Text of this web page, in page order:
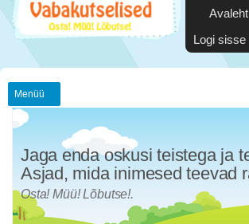
Avaleht
Logi sisse
Menüü
Jaga enda oskusi teistega ja
Asjad, mida inimesed teevad
Osta! Müü! Lõbutse!.